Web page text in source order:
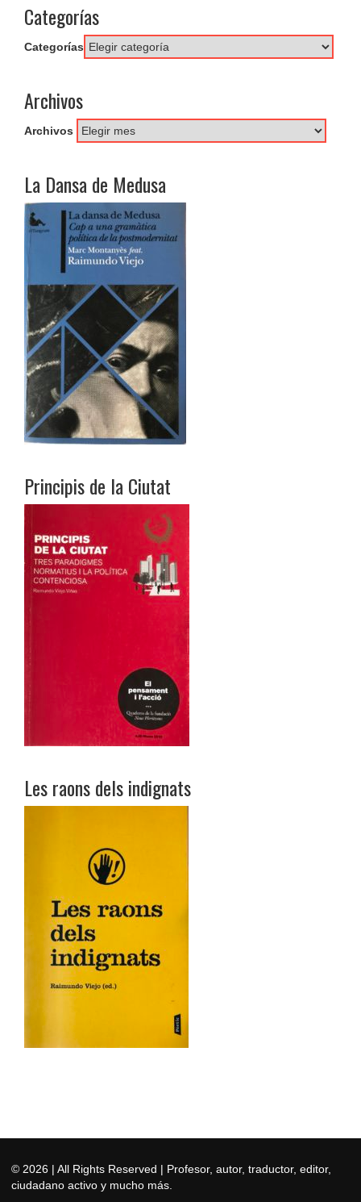
Categorías
Categorías
Archivos
Archivos
La Dansa de Medusa
Principis de la Ciutat
Les raons dels indignats
© 2026 | All Rights Reserved | Profesor, autor, traductor, editor,
ciudadano activo y mucho más.